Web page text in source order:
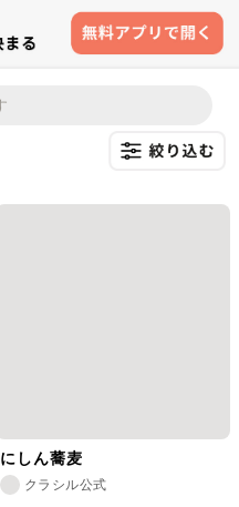
にしん蕎麦
クラシル公式